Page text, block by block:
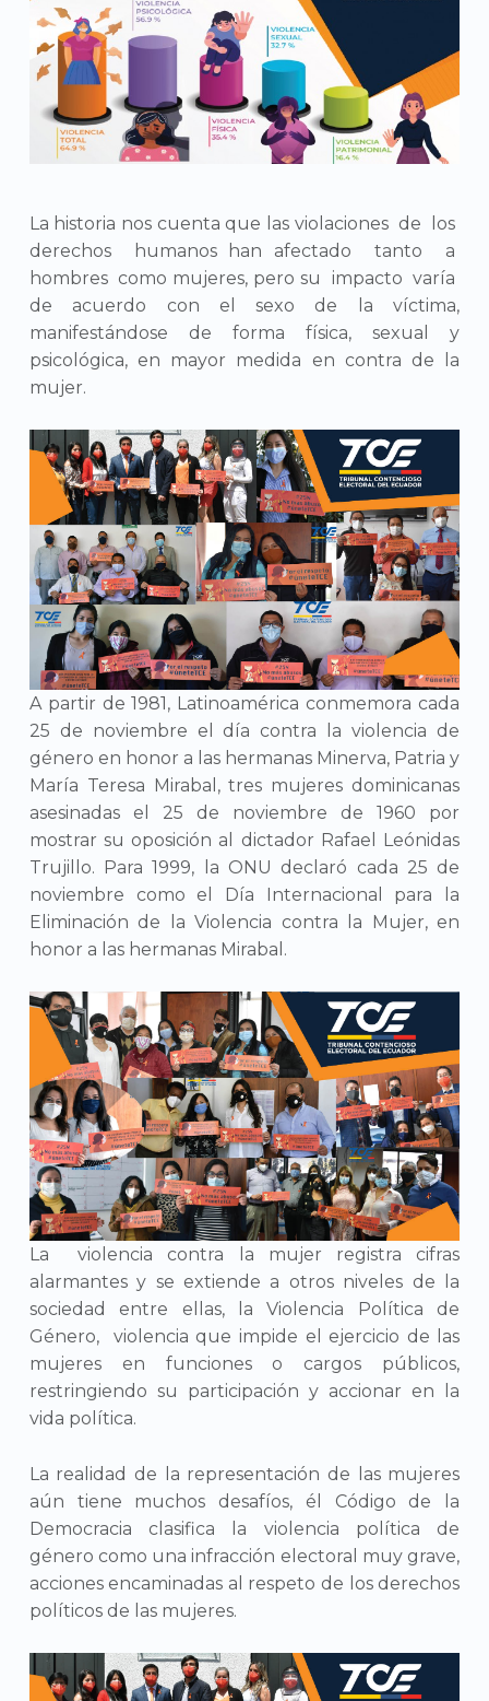
La historia nos cuenta que las violaciones de los
derechos humanos han afectado tanto a
hombres como mujeres, pero su impacto varía
de acuerdo con el sexo de la víctima,
manifestándose de forma física, sexual y
psicológica, en mayor medida en contra de la
mujer.
A partir de 1981, Latinoamérica conmemora cada
25 de noviembre el día contra la violencia de
género en honor a las hermanas Minerva, Patria y
María Teresa Mirabal, tres mujeres dominicanas
asesinadas el 25 de noviembre de 1960 por
mostrar su oposición al dictador Rafael Leónidas
Trujillo. Para 1999, la ONU declaró cada 25 de
noviembre como el Día Internacional para la
Eliminación de la Violencia contra la Mujer, en
honor a las hermanas Mirabal.
La violencia contra la mujer registra cifras
alarmantes y se extiende a otros niveles de la
sociedad entre ellas, la Violencia Política de
Género, violencia que impide el ejercicio de las
mujeres en funciones o cargos públicos,
restringiendo su participación y accionar en la
vida política.
La realidad de la representación de las mujeres
aún tiene muchos desafíos, él Código de la
Democracia clasifica la violencia política de
género como una infracción electoral muy grave,
acciones encaminadas al respeto de los derechos
políticos de las mujeres.